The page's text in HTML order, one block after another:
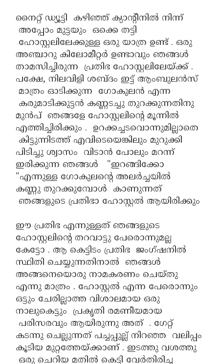
നൈറ്റ് ഡ്യൂട്ടി കഴിഞ്ഞ് ക്യാന്റീനിൽ നിന്ന്
അപ്പോം മുട്ടയും ഒക്കെ തട്ടി
ഹോസ്റ്റലിലേക്കുള്ള ഒരു യാത്ര ഉണ്ട് . ഒരു
അഞ്ചാറു കിലോമീറ്റർ ഉണ്ടാവും ഞങ്ങൾ
താമസിച്ചിരുന്ന പ്രതിഭ ഹോസ്റ്റലിലേയ്ക്ക് .
പക്ഷേ, നിലവിളി ശബ്ദം ഇട്ട് ആംബുലൻസ്
മാത്രം ഓടിക്കുന്ന ഗോകുലൻ എന്ന
കരുമാടിക്കുട്ടൻ കണ്ണടച്ചു തുറക്കുന്നതിനു
മുൻപ് ഞങ്ങളേ ഹോസ്റ്റലിന്റെ മൂന്നിൽ
എത്തിച്ചിരിക്കും . ഉറക്കച്ചടവൊന്നുമില്ലാതെ
കിട്ടുന്നിടത്ത് എവിടെയെങ്കിലും മുറുക്കി
പിടിച്ചു ശ്വാസം വിടാൻ പോലും മറന്ന്
ഇരിക്കുന്ന ഞങ്ങൾ "ഇറങ്ങിക്കോ
"എന്നുള്ള ഗോകുലന്റെ അലർച്ചയിൽ
കണ്ണു തുറക്കുമ്പോൾ കാണുന്നത്
ഞങ്ങളുടെ പ്രതിഭാ ഹോസ്റ്റൽ ആയിരിക്കും
ഈ പ്രതിഭ എന്നുള്ളത് ഞങ്ങളുടെ
ഹോസ്റ്റലിന്റെ തറവാട്ടു പേരൊന്നുമല്ല
കേട്ടോ . ആ കെട്ടിടം പ്രതിഭ ജംഗ്ഷനിൽ
സ്ഥിതി ചെയ്യുന്നതിനാൽ ഞങ്ങൾ
അങ്ങനെയൊരു നാമകരണം ചെയ്തു
എന്നു മാത്രം . ഹോസ്റ്റൽ എന്ന പേരൊന്നും
ഒട്ടും ചേരില്ലാത്ത വിശാലമായ ഒരു
നാലുകെട്ടും പ്രകൃതി രമണീയമായ
പരിസരവും ആയിരുന്നു അത് . ഗേറ്റ്
കടന്നു ചെല്ലുന്നത് പച്ചപ്പുല്ല് നിറഞ്ഞ വലിപ്പം
കൂടിയ മുറ്റത്തേയ്ക്കാണ് . ഇടത്തു വശത്തു
ഒരു ചെറിയ മതിൽ കെട്ടി വേർതിരിച്ച